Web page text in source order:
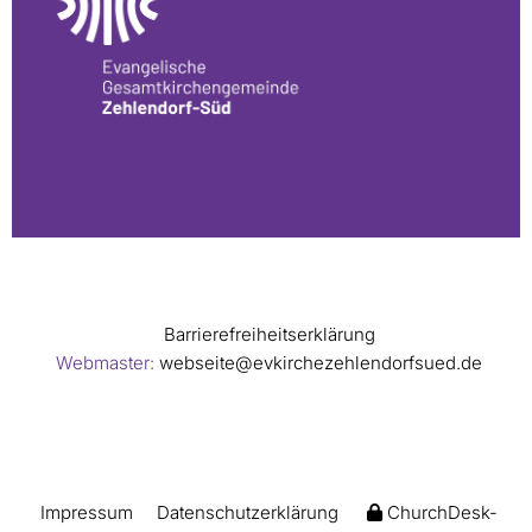
Barrierefreiheitserklärung
Webmaster: webseite@evkirchezehlendorfsued.de
Impressum Datenschutzerklärung ChurchDesk-